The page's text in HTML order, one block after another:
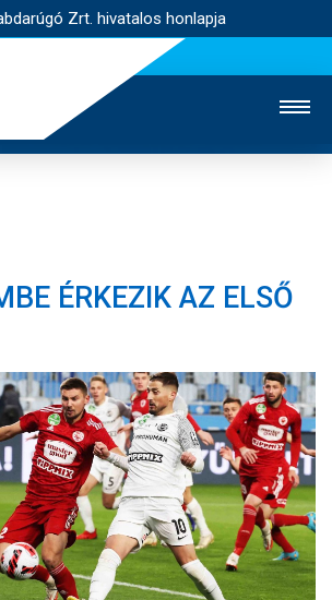
Zrt. hivatalos honlapja
WEBSHOP
STADION
NYITÓLAP
HÍREK
CSAPATOK
MÉRKŐZÉSEK
KLUB
ÉRKEZIK AZ ELSŐ